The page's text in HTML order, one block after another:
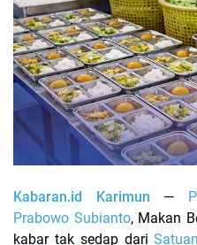
Kabaran.id Karimun —
Prabowo Subianto, Makan
kabar tak sedap dari